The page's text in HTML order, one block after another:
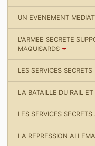
UN EVENEMENT
L'ARMEE SECRETE
MAQUISARDS
LES SERVICES
LA BATAILLE DU RAIL
LES SERVICES SECRETS
LA REPRESSION